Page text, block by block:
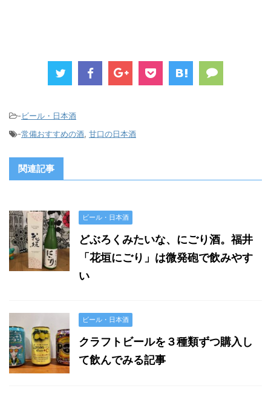
-ビール・日本酒
-常備おすすめの酒, 甘口の日本酒
関連記事
ビール・日本酒
どぶろくみたいな、にごり酒。福井
「花垣にごり」は微発砲で飲みやす
い
ビール・日本酒
クラフトビールを３種類ずつ購入し
て飲んでみる記事